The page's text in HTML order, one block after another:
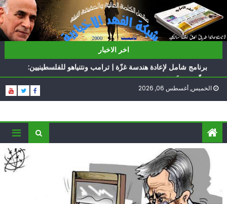
to
content
اخر الاخبار
ناشطة أمريكية يهودية تدعو الدول العربية لوقف التطبيع
أيّ تحدّيات يواجهها حزب الله؟
برنامج شامل لإعادة هندسة غزّة | ترامب ونتنياهو للفلسطينيين:
سلّموا تسلَموا
الغرب يدفن اتفاقاً وُلد ميتاً | إيران تحت العقوبات: جاهزون
ناشطة أمريكية يهودية تدعو الدول العربية لوقف التطبيع
أيّ تحدّيات يواجهها حزب الله؟
الخميس, أغسطس 06, 2026